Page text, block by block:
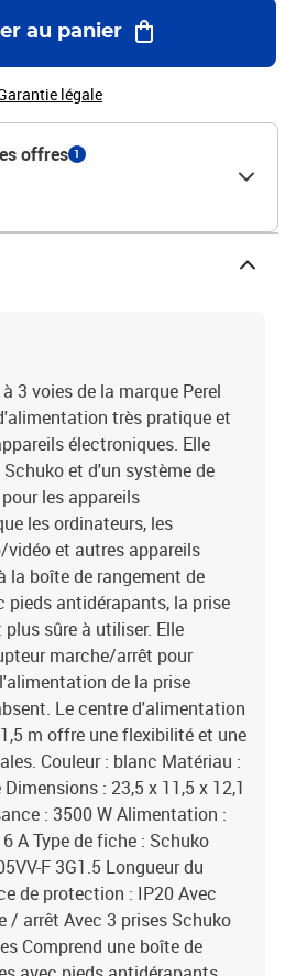
et gestion des câbles Comprend une
avec pieds antidérapants
au panier
légale
offres 1
3 voies de la marque Perel
très pratique et
électroniques. Elle
et d'un système de
les appareils
les ordinateurs, les
et autres appareils
la boîte de rangement de
pieds antidérapants, la prise
sûre à utiliser. Elle
marche/arrêt pour
de la prise
Le centre d'alimentation
m offre une flexibilité et une
Couleur : blanc Matériau :
: 23,5 x 11,5 x 12,1
: 3500 W Alimentation :
A Type de fiche : Schuko
F 3G1.5 Longueur du
de protection : IP20 Avec
/ arrêt Avec 3 prises Schuko
Comprend une boîte de